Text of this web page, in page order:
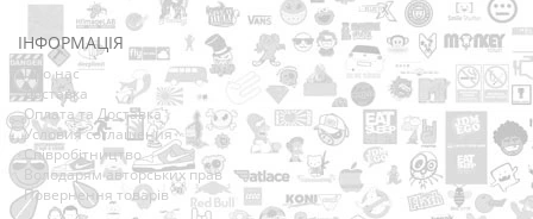
ІНФОРМАЦІЯ
Про нас
Доставка
Оплата та Доставка
Условия соглашения
Співробітництво
Володарям авторських прав
Повернення товарів